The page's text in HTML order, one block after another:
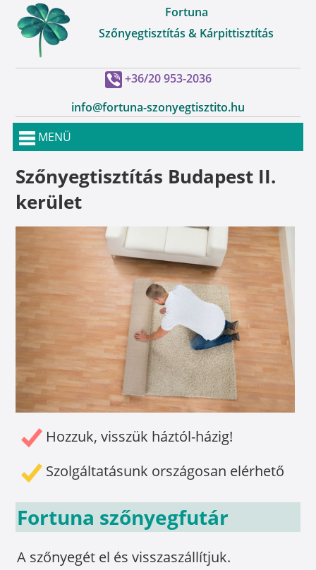
Fortuna
Szőnyegtisztítás & Kárpittisztítás
+36/20 953-2036
info@fortuna-szonyegtisztito.hu
MENÜ
Szőnyegtisztítás Budapest II.
kerület
Hozzuk, visszük háztól-házig!
Szolgáltatásunk országosan elérhető
Fortuna szőnyegfutár
A szőnyegét el és visszaszállítjuk.